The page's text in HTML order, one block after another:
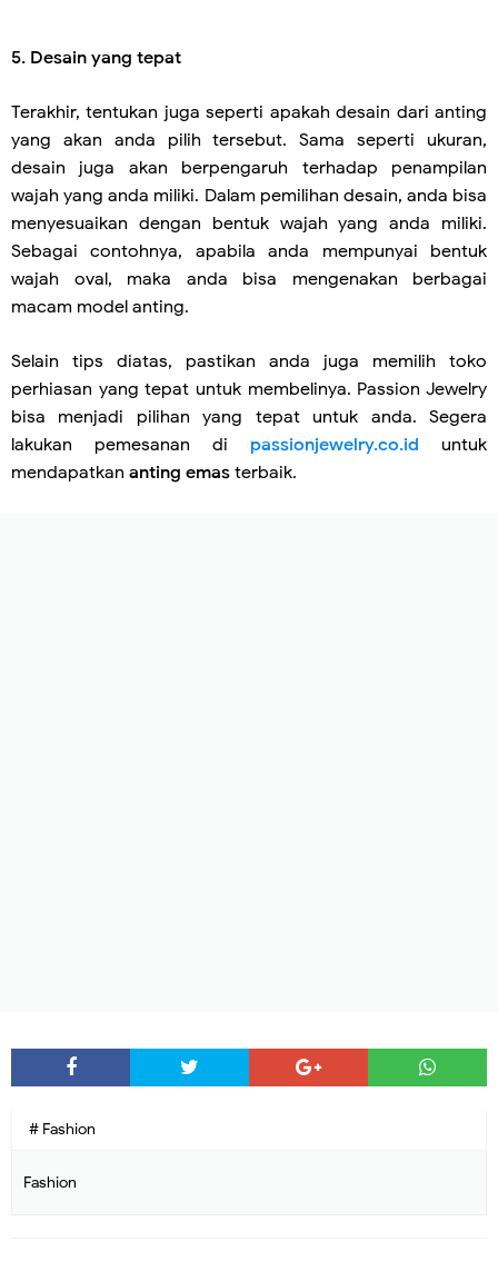
5. Desain yang tepat
Terakhir, tentukan juga seperti apakah desain dari anting
yang akan anda pilih tersebut. Sama seperti ukuran,
desain juga akan berpengaruh terhadap penampilan
wajah yang anda miliki. Dalam pemilihan desain, anda bisa
menyesuaikan dengan bentuk wajah yang anda miliki.
Sebagai contohnya, apabila anda mempunyai bentuk
wajah oval, maka anda bisa mengenakan berbagai
macam model anting.
Selain tips diatas, pastikan anda juga memilih toko
perhiasan yang tepat untuk membelinya. Passion Jewelry
bisa menjadi pilihan yang tepat untuk anda. Segera
lakukan pemesanan di passionjewelry.co.id
untuk
mendapatkan anting emas terbaik.
# Fashion
Fashion